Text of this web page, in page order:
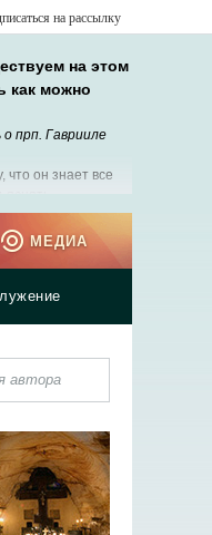
на рассылку
на этом
как можно
прп. Гаврииле
что он знает все
МЕДИА